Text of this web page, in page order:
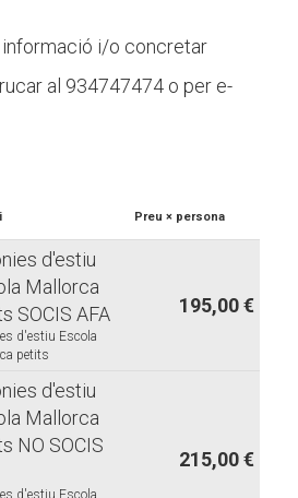
informació i/o concretar
al 934747474 o per e-
Preu × persona
d'estiu
Mallorca
SOCIS AFA
d'estiu Escola
petits
195,00 €
d'estiu
Mallorca
NO SOCIS
d'estiu Escola
215,00 €